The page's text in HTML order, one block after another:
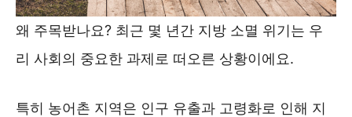
왜 주목받나요? 최근 몇 년간 지방 소멸 위기는 우
리 사회의 중요한 과제로 떠오른 상황이에요.
특히 농어촌 지역은 인구 유출과 고령화로 인해 지